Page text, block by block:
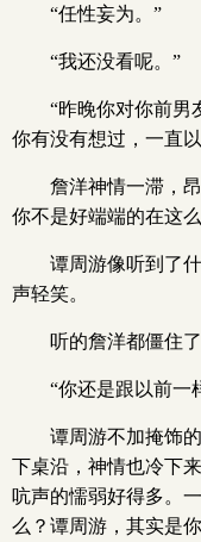
“任性妄为。”
“我还没看呢。”
“昨晚你对你前男
你有没有想过，一直
詹洋神情一滞，
你不是好端端的在这
谭周游像听到了
声轻笑。
听的詹洋都僵住了
“你还是跟以前一
谭周游不加掩饰
下桌沿，神情也冷下
吭声的懦弱好得多。
么？谭周游，其实是